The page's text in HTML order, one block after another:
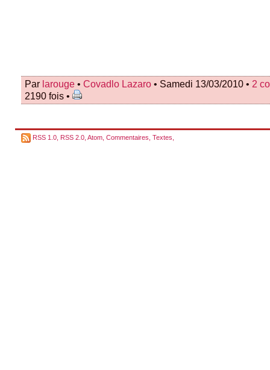
Par larouge • Covadlo Lazaro • Samedi 13/03/2010 • 2
2190 fois •
RSS 1.0 RSS 2.0 Atom Commentaires Textes